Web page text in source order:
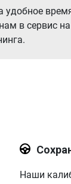
удобное
в сервис на
Наши